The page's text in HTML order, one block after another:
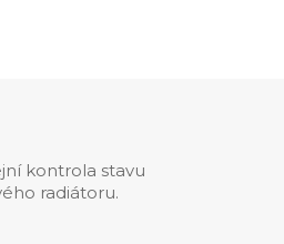
kontrola stavu
radiátoru.